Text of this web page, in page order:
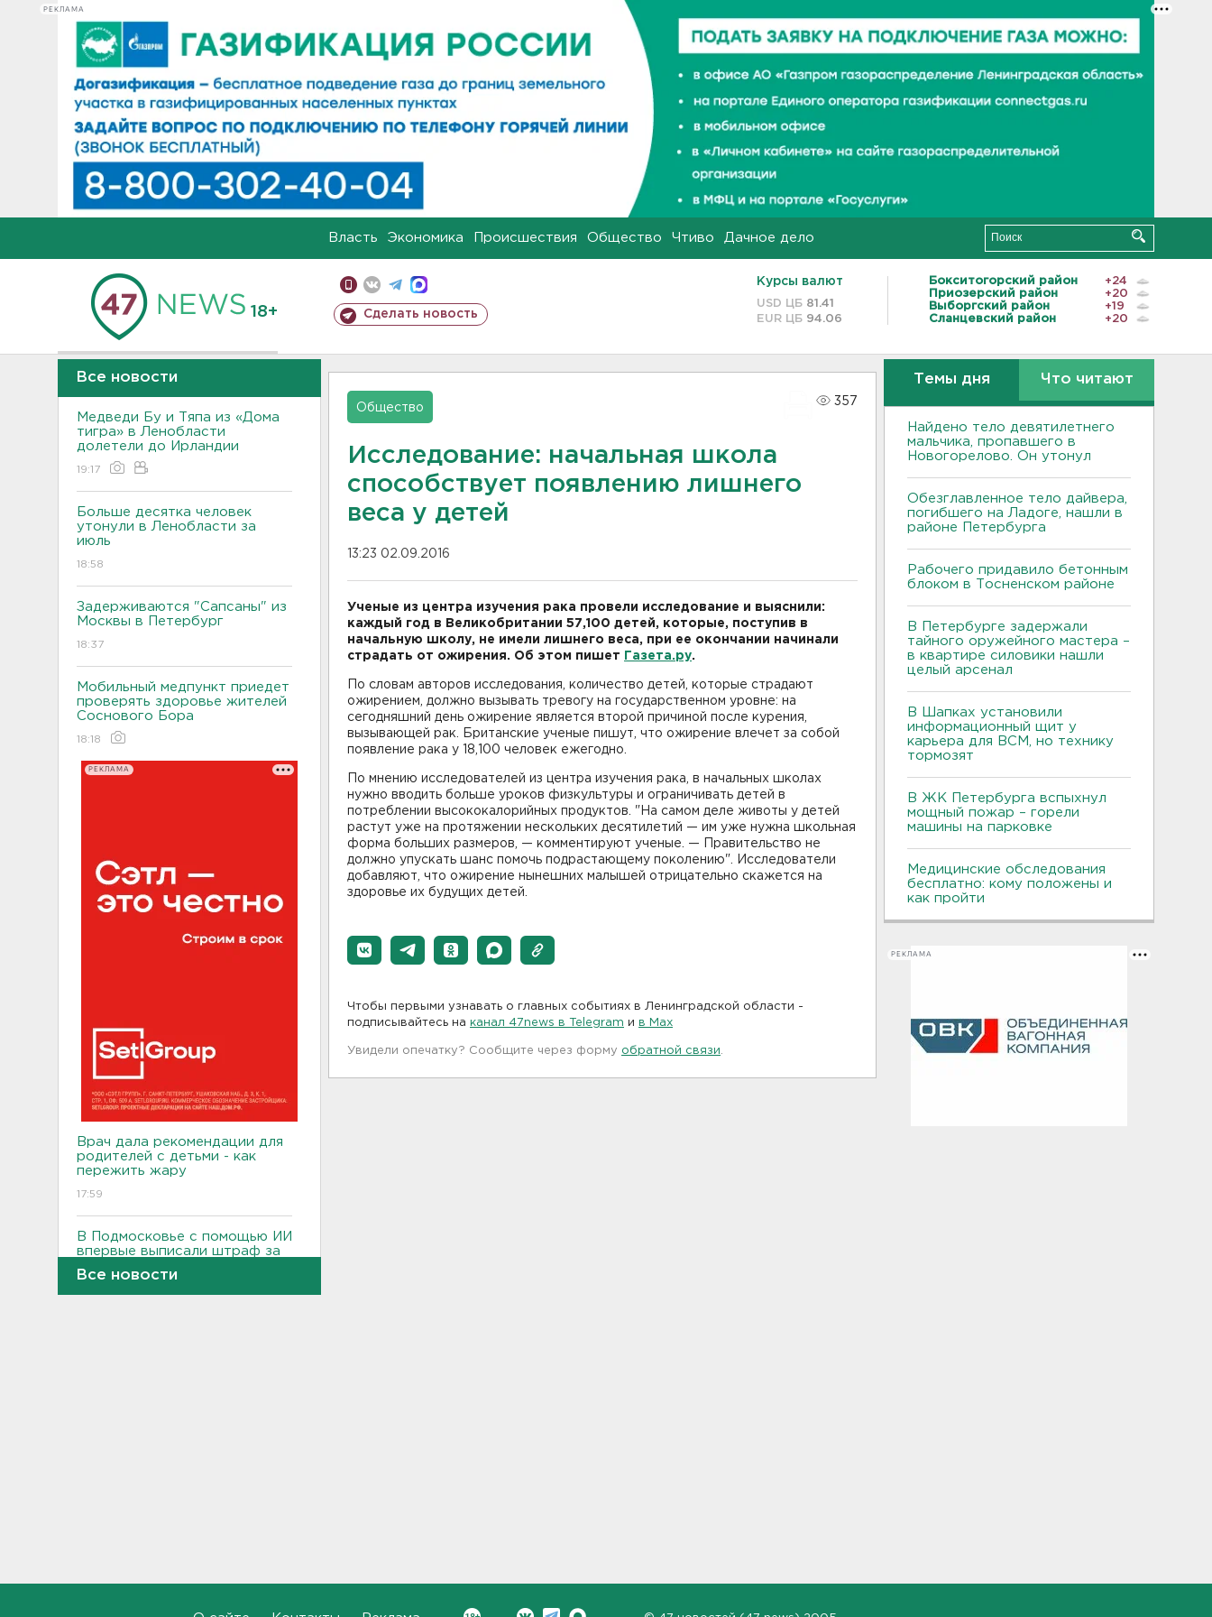
РЕКЛАМА
Власть Экономика Происшествия Общество Чтиво Дачное дело
18+ Сделать новость
Курсы валют
USD ЦБ 81.41
EUR ЦБ 94.06
Бокситогорский район
+24
Приозерский район
+20
Выборгский район
+19
Сланцевский район
+20
Все новости
Медведи Бу и Тяпа из «Дома
тигра» в Ленобласти
долетели до Ирландии
19:17
Больше десятка человек
утонули в Ленобласти за
июль
18:58
Задерживаются "Сапсаны" из
Москвы в Петербург
18:37
Мобильный медпункт приедет
проверять здоровье жителей
Соснового Бора
18:18
РЕКЛАМА
Врач дала рекомендации для
родителей с детьми - как
пережить жару
17:59
В Подмосковье с помощью ИИ
впервые выписали штраф за
Все новости
Общество
357
Исследование: начальная школа
способствует появлению лишнего
веса у детей
13:23 02.09.2016
Ученые из центра изучения рака провели исследование и выяснили:
каждый год в Великобритании 57,100 детей, которые, поступив в
начальную школу, не имели лишнего веса, при ее окончании начинали
страдать от ожирения. Об этом пишет
Газета.ру.
По словам авторов исследования, количество детей, которые страдают
ожирением, должно вызывать тревогу на государственном уровне: на
сегодняшний день ожирение является второй причиной после курения,
вызывающей рак. Британские ученые пишут, что ожирение влечет за собой
появление рака у 18,100 человек ежегодно.
По мнению исследователей из центра изучения рака, в начальных школах
нужно вводить больше уроков физкультуры и ограничивать детей в
потреблении высококалорийных продуктов. "На самом деле животы у детей
растут уже на протяжении нескольких десятилетий — им уже нужна школьная
форма больших размеров, — комментируют ученые. — Правительство не
должно упускать шанс помочь подрастающему поколению". Исследователи
добавляют, что ожирение нынешних малышей отрицательно скажется на
здоровье их будущих детей.
Чтобы первыми узнавать о главных событиях в Ленинградской области -
подписывайтесь на канал 47news в Telegram и в Maх
Увидели опечатку? Сообщите через форму обратной связи
Темы дня Что читают
Найдено тело девятилетнего
мальчика, пропавшего в
Новогорелово. Он утонул
Обезглавленное тело дайвера,
погибшего на Ладоге, нашли в
районе Петербурга
Рабочего придавило бетонным
блоком в Тосненском районе
В Петербурге задержали
тайного оружейного мастера –
в квартире силовики нашли
целый арсенал
В Шапках установили
информационный щит у
карьера для ВСМ, но технику
тормозят
В ЖК Петербурга вспыхнул
мощный пожар – горели
машины на парковке
Медицинские обследования
бесплатно: кому положены и
как пройти
РЕКЛАМА